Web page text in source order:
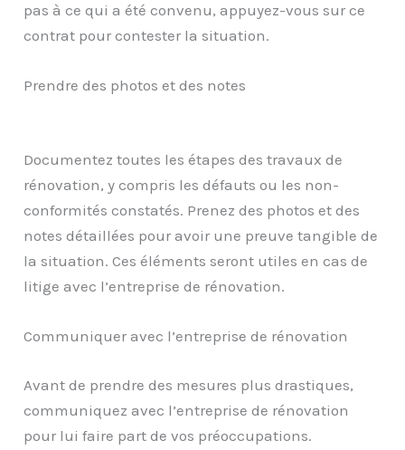
pas à ce qui a été convenu, appuyez-vous sur ce
contrat pour contester la situation.
Prendre des photos et des notes
Documentez toutes les étapes des travaux de
rénovation, y compris les défauts ou les non-
conformités constatés. Prenez des photos et des
notes détaillées pour avoir une preuve tangible de
la situation. Ces éléments seront utiles en cas de
litige avec l’entreprise de rénovation.
Communiquer avec l’entreprise de rénovation
Avant de prendre des mesures plus drastiques,
communiquez avec l’entreprise de rénovation
pour lui faire part de vos préoccupations.